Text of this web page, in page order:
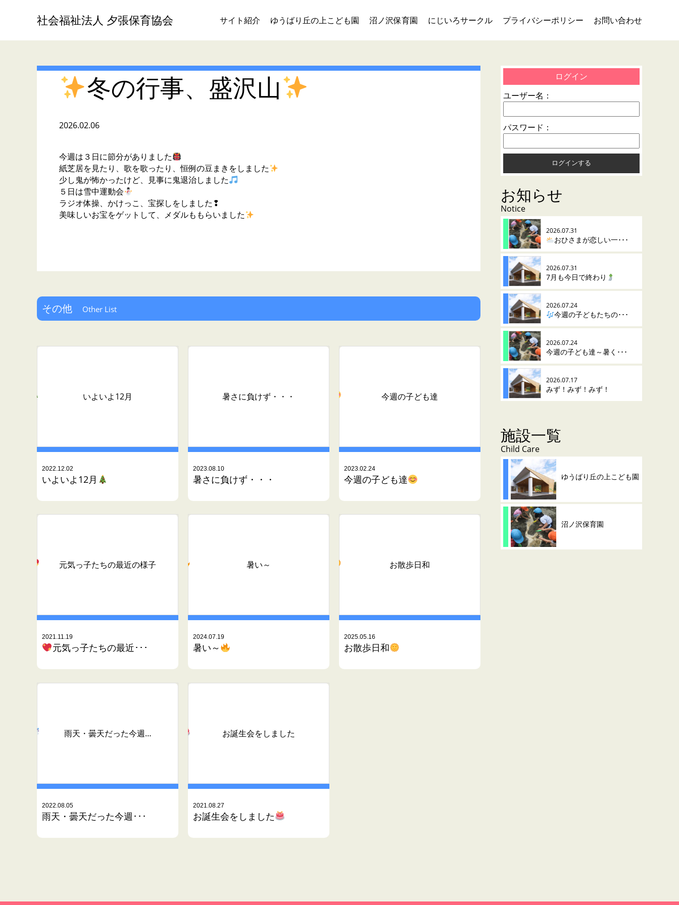
社会福祉法人 夕張保育協会 サイト紹介 ゆうばり丘の上こども園 沼ノ沢保育園 にじいろサークル プライバシーポリシー お問い合わせ
冬の行事、盛沢山
2026.02.06
今週は３日に節分がありました
紙芝居を見たり、歌を歌ったり、恒例の豆まきをしました
少し鬼が怖かったけど、見事に鬼退治しました
５日は雪中運動会
ラジオ体操、かけっこ、宝探しをしました❢
美味しいお宝をゲットして、メダルももらいました
その他 Other List
いよいよ12月
2022.12.02
いよいよ12月
暑さに負けず・・・
2023.08.10
暑さに負けず・・・
今週の子ども達
2023.02.24
今週の子ども達
元気っ子たちの最近の様子
2021.11.19
元気っ子たちの最近･･･
暑い～
2024.07.19
暑い～
お散歩日和
2025.05.16
お散歩日和
雨天・曇天だった今週…
2022.08.05
雨天・曇天だった今週･･･
お誕生会をしました
2021.08.27
お誕生会をしました
ログイン
ユーザー名：
パスワード：
お知らせ
Notice
2026.07.31
おひさまが恋しい一･･･
2026.07.31
7月も今日で終わり
2026.07.24
今週の子どもたちの･･･
2026.07.24
今週の子ども達～暑く･･･
2026.07.17
みず！みず！みず！
施設一覧
Child Care
ゆうばり丘の上こども園
沼ノ沢保育園